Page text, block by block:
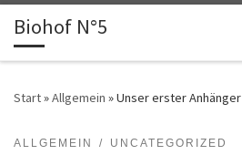
Zum Inhalt springen
Biohof N°5
Start»Allgemein »Unser erster Anhänger
ALLGEMEIN UNCATEGORIZED